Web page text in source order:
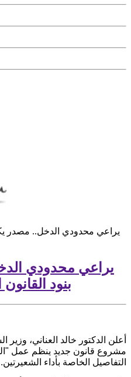
يراعي محدودي
بنود
أعلن الدكتور خالد العناني، وزير
مشروع قانون جديد ينظم عمل
التفاصيل الخاصة بأداء الشعيرتين.